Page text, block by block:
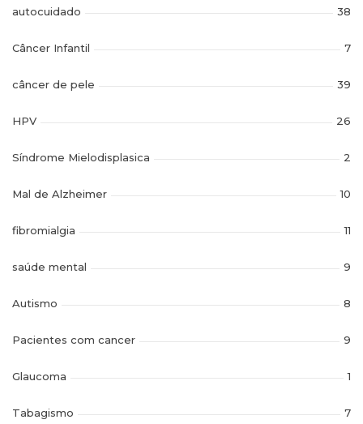
autocuidado 38
Câncer Infantil 7
câncer de pele 39
HPV 26
Síndrome Mielodisplasica 2
Mal de Alzheimer 10
fibromialgia 11
saúde mental 9
Autismo 8
Pacientes com cancer 9
Glaucoma 1
Tabagismo 7